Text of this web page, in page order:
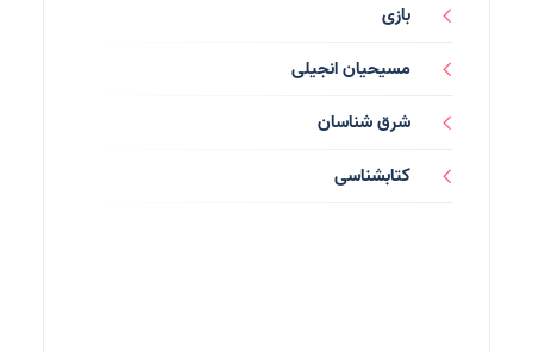
بازی
مسیحیان انجیلی
شرق شناسان
کتابشناسی